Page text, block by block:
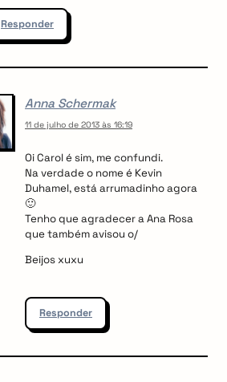
Responder
Anna Schermak
11 de julho de 2013 às 16:19
Oi Carol é sim, me confundi.
Na verdade o nome é Kevin
Duhamel, está arrumadinho agora
🙂
Tenho que agradecer a Ana Rosa
que também avisou o/
Beijos xuxu
Responder